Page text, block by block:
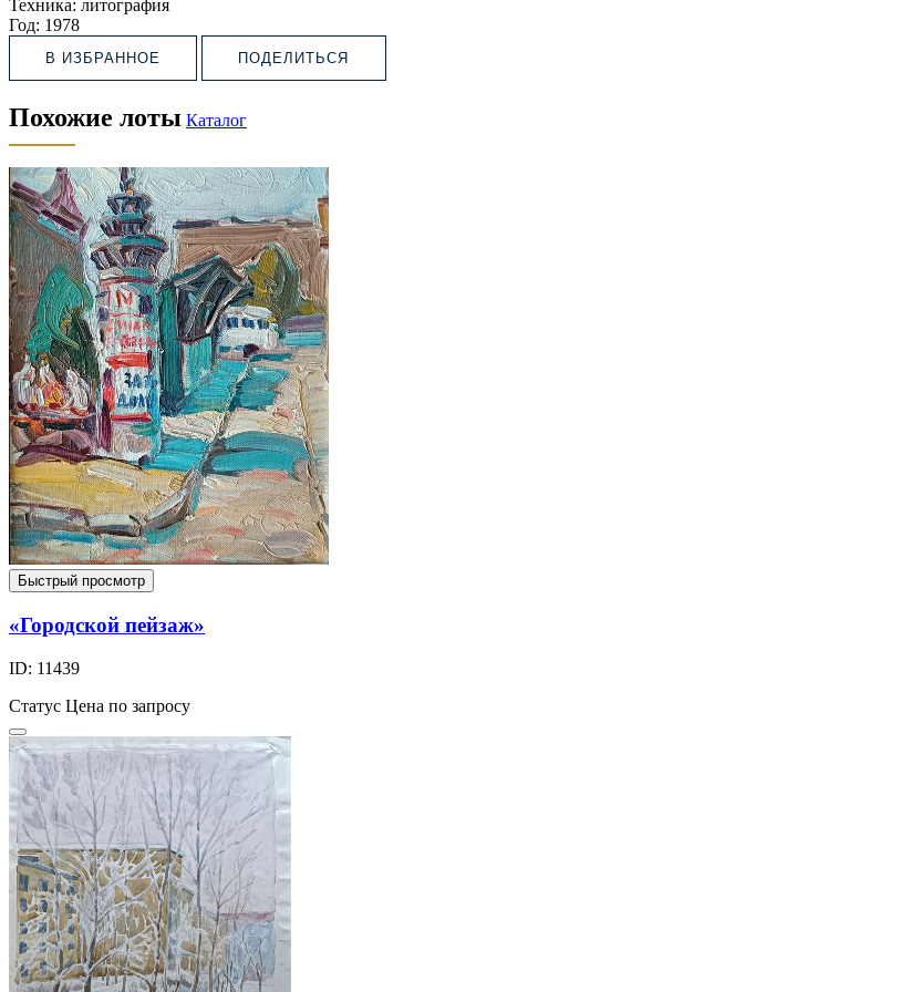
Техника: литография
Год: 1978
В ИЗБРАННОЕ ПОДЕЛИТЬСЯ
Похожие лоты Каталог
Быстрый просмотр
«Городской пейзаж»
ID: 11439
Статус Цена по запросу